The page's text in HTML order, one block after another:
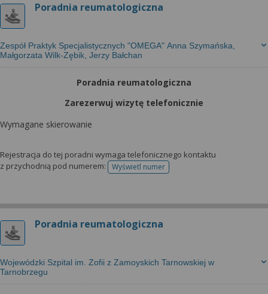
Poradnia reumatologiczna
Zespół Praktyk Specjalistycznych "OMEGA" Anna Szymańska,
Małgorzata Wilk-Zębik, Jerzy Bałchan
Poradnia reumatologiczna
Zarezerwuj wizytę telefonicznie
Wymagane skierowanie
Rejestracja do tej poradni wymaga telefonicznego kontaktu
z przychodnią pod numerem:
Wyświetl numertelefonu do rejestracji
Poradnia reumatologiczna
Wojewódzki Szpital im. Zofii z Zamoyskich Tarnowskiej w
Tarnobrzegu